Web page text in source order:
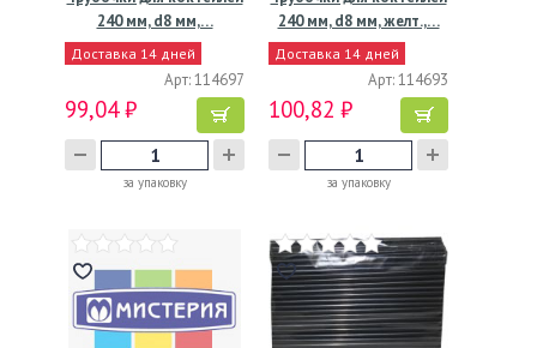
240 мм, d8 мм,…
Доставка 14 дней
Арт: 114697
99,04 ₽
за упаковку
240 мм, d8 мм, желт.,…
Доставка 14 дней
Арт: 114693
100,82 ₽
за упаковку